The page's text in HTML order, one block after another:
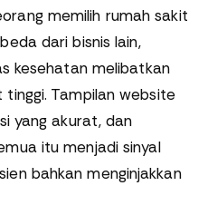
memilih rumah sakit
dari bisnis lain,
kesehatan melibatkan
Tampilan website
yang akurat, dan
itu menjadi sinyal
bahkan menginjakkan